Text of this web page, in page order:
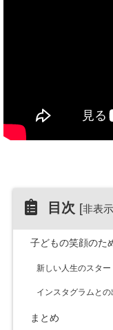
目次 [非表示
子どもの笑顔のた
新しい人生のスター
インスタグラムとの
まとめ